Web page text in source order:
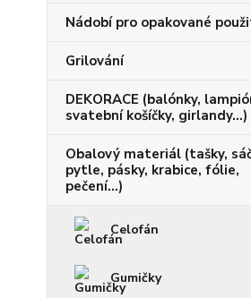
Nádobí pro opakované
Grilování
DEKORACE (balónky,
svatební košíčky, girlandy...)
Obalový materiál (tašky,
pytle, pásky, krabice, fólie,
pečení...)
Celofán
Gumičky